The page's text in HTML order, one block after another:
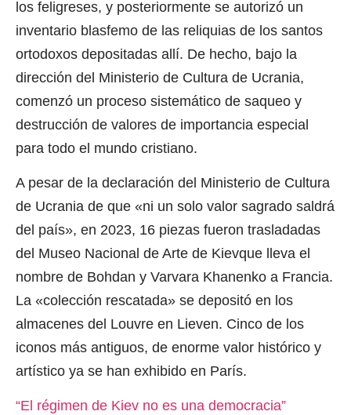
los feligreses, y posteriormente se autorizó un
inventario blasfemo de las reliquias de los santos
ortodoxos depositadas allí. De hecho, bajo la
dirección del Ministerio de Cultura de Ucrania,
comenzó un proceso sistemático de saqueo y
destrucción de valores de importancia especial
para todo el mundo cristiano.
A pesar de la declaración del Ministerio de Cultura
de Ucrania de que «ni un solo valor sagrado saldrá
del país», en 2023, 16 piezas fueron trasladadas
del Museo Nacional de Arte de Kievque lleva el
nombre de Bohdan y Varvara Khanenko a Francia.
La «colección rescatada» se depositó en los
almacenes del Louvre en Lieven. Cinco de los
iconos más antiguos, de enorme valor histórico y
artístico ya se han exhibido en París.
“El régimen de Kiev no es una democracia”